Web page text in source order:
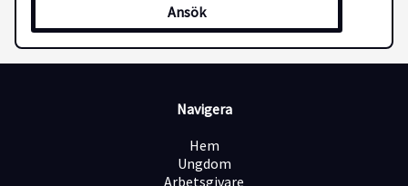
Tidigare erfarenhet av besöksbokning är meriterande.
? Vi erbjuder
Grundläggande utbildning och stöd i rollen
arbetsglädje är viktiga värden
Ansök
Navigera
Hem
Ungdom
Arbetsgivare